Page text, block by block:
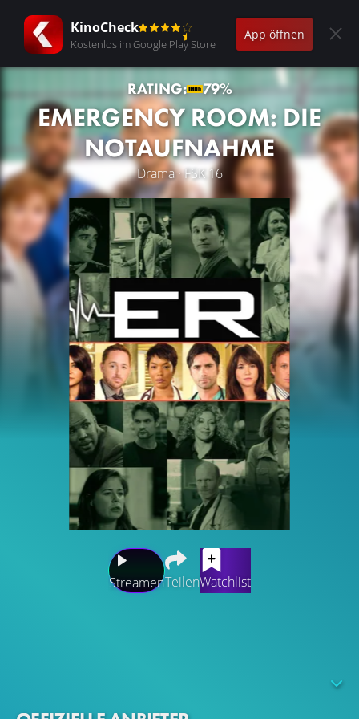
KinoCheck
Kostenlos im Google Play Store
App öffnen
RATING: 79%
EMERGENCY ROOM: DIE
NOTAUFNAHME
Drama · FSK 16
StreamenTeilenWatchlist
Rettungsmaßnahmen und Trauer über vergebliche